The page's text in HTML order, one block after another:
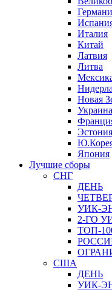
Италия
Китай
Латвия
Литва
Новая
Украина
Эстония
Япония
Лучшие сборы
СНГ
ДЕНЬ
УИК-
2-ГО
ТОП-
США
ДЕНЬ
УИК-